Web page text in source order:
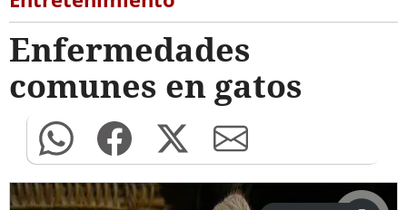
Enfermedades
comunes en gatos